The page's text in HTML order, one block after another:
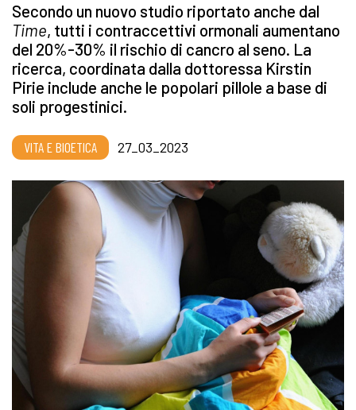
Secondo un nuovo studio riportato anche dal
Time, tutti i contraccettivi ormonali aumentano
del 20%-30% il rischio di cancro al seno. La
ricerca, coordinata dalla dottoressa Kirstin
Pirie include anche le popolari pillole a base di
soli progestinici.
VITA E BIOETICA 27_03_2023